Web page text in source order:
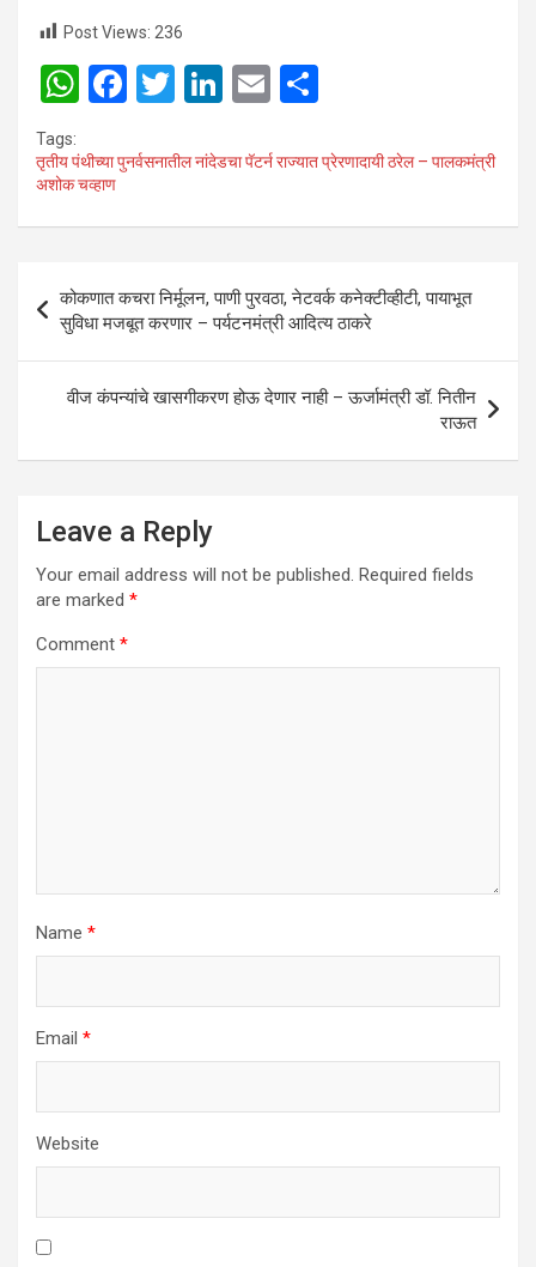
Post Views: 236
W
at
s
A
p
F
ce
o
k
T
tt
Li
ke
n
E
ail ar
Tags:
तृतीय पंथीच्या पुनर्वसनातील नांदेडचा पॅटर्न राज्यात प्रेरणादायी ठरेल – पालकमंत्री
अशोक चव्हाण
Post
navigation
कोकणात कचरा निर्मूलन, पाणी पुरवठा, नेटवर्क कनेक्टीव्हीटी, पायाभूत
सुविधा मजबूत करणार – पर्यटनमंत्री आदित्य ठाकरे
वीज कंपन्यांचे खासगीकरण होऊ देणार नाही – ऊर्जामंत्री डॉ. नितीन
राऊत
Leave a Reply
Your email address will not be published. Required fields
are marked *
Comment *
Name *
Email *
Website